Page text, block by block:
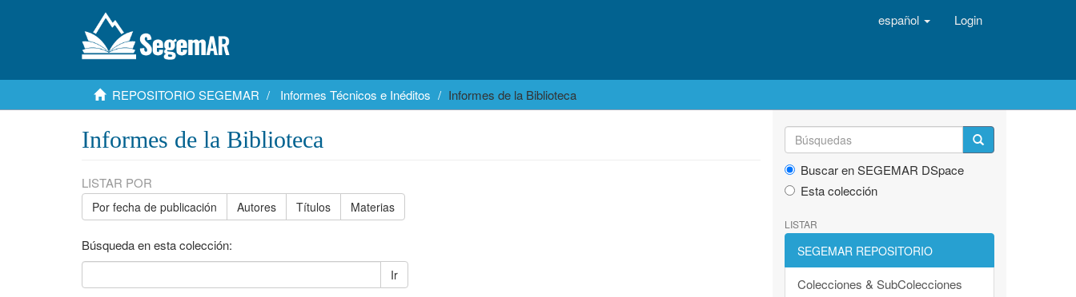
español Login
REPOSITORIO SEGEMAR Informes Técnicos e Inéditos Informes de la Biblioteca
Informes de la Biblioteca
LISTAR POR
Por fecha de publicación Autores Títulos Materias
Búsqueda en esta colección:
Ir
Buscar en SEGEMAR DSpace
Esta colección
LISTAR
SEGEMAR REPOSITORIO
Colecciones & SubColecciones